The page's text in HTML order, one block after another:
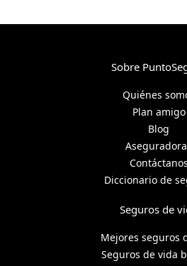
Sobre
Quiénes
Plan amigo
Blog
Contáctanos
Diccionario de
Seguros de
Mejores seguros
Seguros de vida